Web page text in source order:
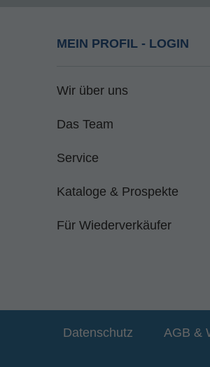
MEIN PROFIL - LOGIN
Wir über uns
Das Team
Service
Kataloge & Prospekte
Für Wiederverkäufer
Datenschutz AGB &